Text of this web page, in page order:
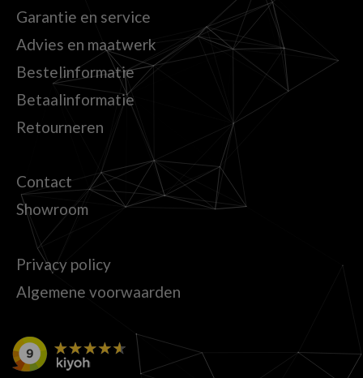
Garantie en service
Advies en maatwerk
Bestelinformatie
Betaalinformatie
Retourneren
Contact
Showroom
Privacy policy
Algemene voorwaarden